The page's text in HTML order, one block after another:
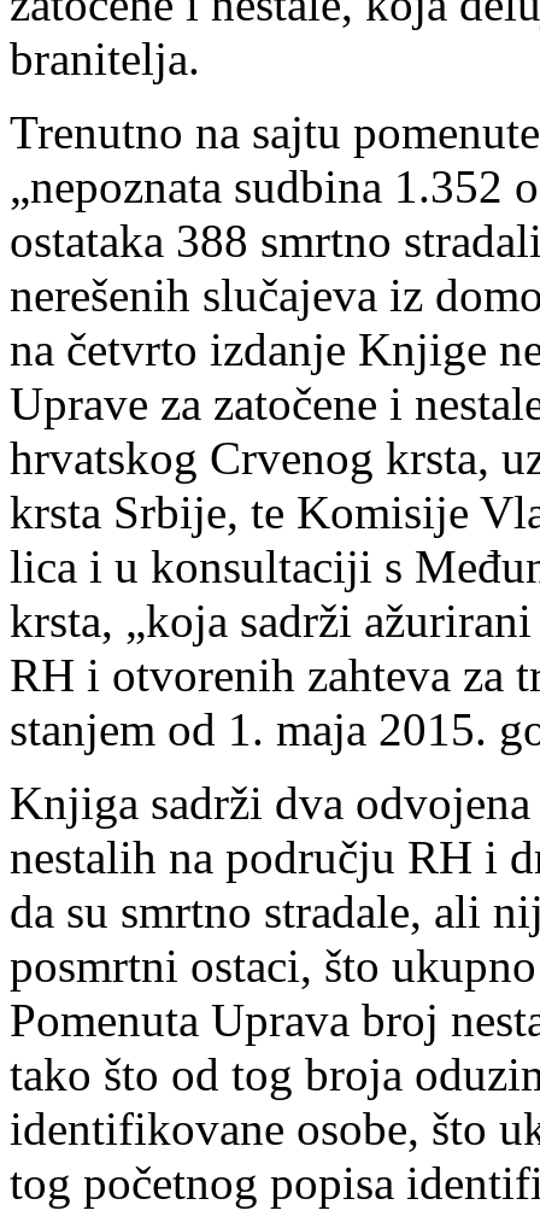
branitelja.
Trenutno na sajtu
„nepoznata sudbina 1.352
ostataka 388 smrtno
nerešenih slučajeva iz
na četvrto izdanje Knjige
Uprave za zatočene i
hrvatskog Crvenog krsta,
krsta Srbije, te Komisije
lica i u konsultaciji s
krsta, „koja sadrži
RH i otvorenih zahteva za
stanjem od 1. maja 2015.
Knjiga sadrži dva
nestalih na području RH i
da su smrtno stradale, ali
posmrtni ostaci, što
Pomenuta Uprava broj
tako što od tog broja
identifikovane osobe, što
tog početnog popisa